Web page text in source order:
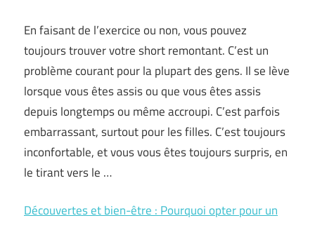
En faisant de l’exercice ou non, vous pouvez
toujours trouver votre short remontant. C’est un
problème courant pour la plupart des gens. Il se lève
lorsque vous êtes assis ou que vous êtes assis
depuis longtemps ou même accroupi. C’est parfois
embarrassant, surtout pour les filles. C’est toujours
inconfortable, et vous vous êtes toujours surpris, en
le tirant vers le …
Découvertes et bien-être : Pourquoi opter pour un